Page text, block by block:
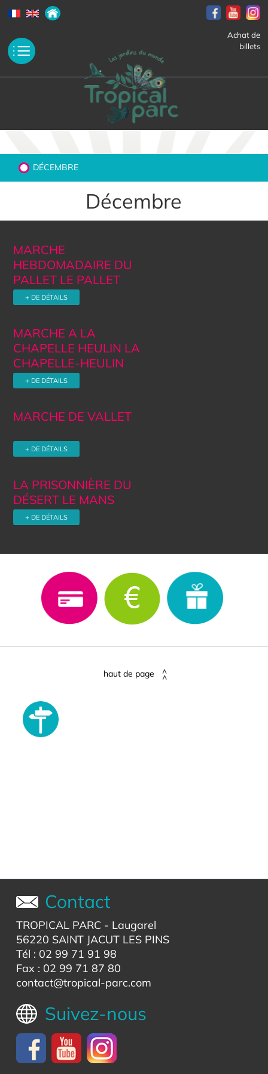
Achat de
billets
DÉCEMBRE
Décembre
MARCHE
HEBDOMADAIRE DU
PALLET LE PALLET
+ DE DÉTAILS
MARCHE A LA
CHAPELLE HEULIN LA
CHAPELLE-HEULIN
+ DE DÉTAILS
MARCHE DE VALLET
+ DE DÉTAILS
LA PRISONNIÈRE DU
DÉSERT LE MANS
+ DE DÉTAILS
haut de page
Contact
TROPICAL PARC- Laugarel
56220 SAINT JACUT LES PINS
Tél : 02 99 71 91 98
Fax : 02 99 71 87 80
contact@tropical-parc.com
Suivez-nous